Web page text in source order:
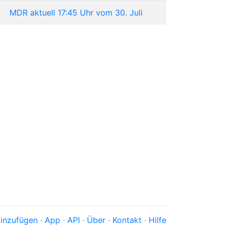
MDR aktuell 17:45 Uhr vom 30. Juli
· App · API · Über · Kontakt · Hilfe